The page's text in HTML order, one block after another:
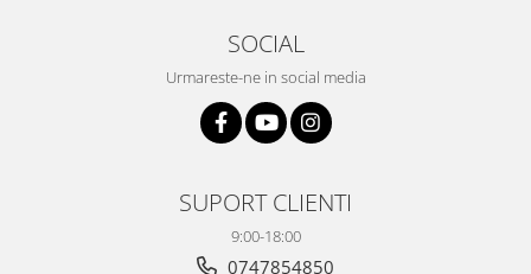
SOCIAL
Urmareste-ne in social media
SUPORT CLIENTI
9:00-18:00
0747854850